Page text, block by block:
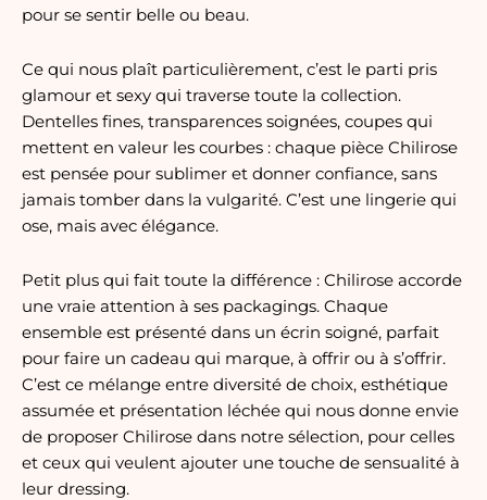
pour se sentir belle ou beau.
Ce qui nous plaît particulièrement, c’est le parti pris
glamour et sexy qui traverse toute la collection.
Dentelles fines, transparences soignées, coupes qui
mettent en valeur les courbes : chaque pièce Chilirose
est pensée pour sublimer et donner confiance, sans
jamais tomber dans la vulgarité. C’est une lingerie qui
ose, mais avec élégance.
Petit plus qui fait toute la différence : Chilirose accorde
une vraie attention à ses packagings. Chaque
ensemble est présenté dans un écrin soigné, parfait
pour faire un cadeau qui marque, à offrir ou à s’offrir.
C’est ce mélange entre diversité de choix, esthétique
assumée et présentation léchée qui nous donne envie
de proposer Chilirose dans notre sélection, pour celles
et ceux qui veulent ajouter une touche de sensualité à
leur dressing.